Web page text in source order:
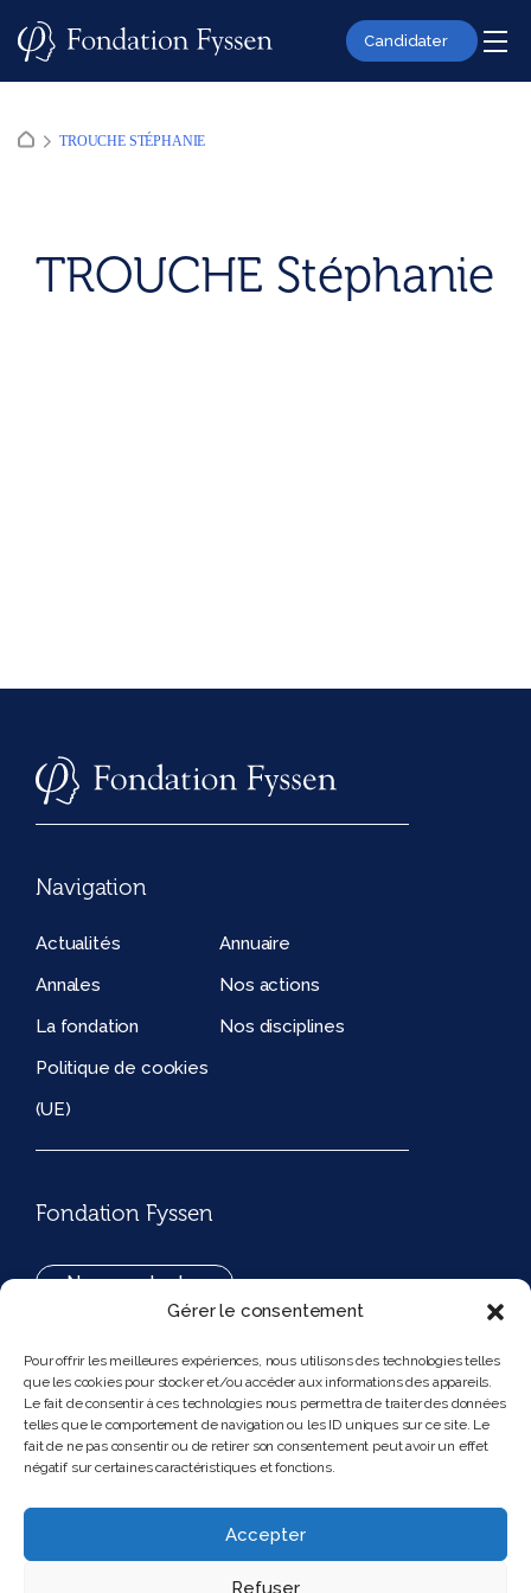
Gérer le consentement
Pour offrir les meilleures expériences, nous utilisons des technologies telles
que les cookies pour stocker et/ou accéder aux informations des appareils.
Le fait de consentir à ces technologies nous permettra de traiter des données
telles que le comportement de navigation ou les ID uniques sur ce site. Le
fait de ne pas consentir ou de retirer son consentement peut avoir un effet
négatif sur certaines caractéristiques et fonctions.
Accepter
Refuser
Candidater
TROUCHE STÉPHANIE
TROUCHE Stéphanie
Navigation
Actualités
Annuaire
Annales
Nos actions
La fondation
Nos disciplines
Politique de cookies
(UE)
Fondation Fyssen
Nous contacter
194, rue de Rivoli 75001 Paris France
Nous suivre